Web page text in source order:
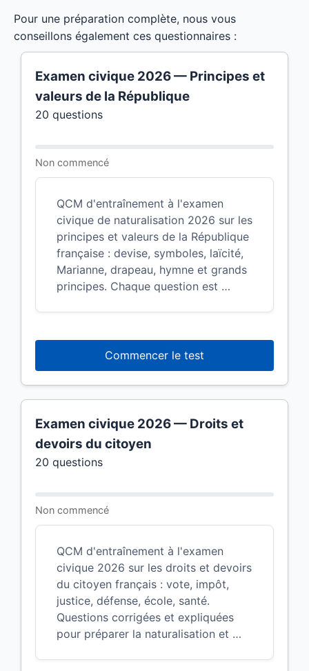
Pour une préparation complète, nous vous
conseillons également ces questionnaires :
Examen civique 2026 — Principes et
valeurs de la République
20 questions
Non commencé
QCM d'entraînement à l'examen
civique de naturalisation 2026 sur les
principes et valeurs de la République
française : devise, symboles, laïcité,
Marianne, drapeau, hymne et grands
principes. Chaque question est …
Commencer le test
Examen civique 2026 — Droits et
devoirs du citoyen
20 questions
Non commencé
QCM d'entraînement à l'examen
civique 2026 sur les droits et devoirs
du citoyen français : vote, impôt,
justice, défense, école, santé.
Questions corrigées et expliquées
pour préparer la naturalisation et …